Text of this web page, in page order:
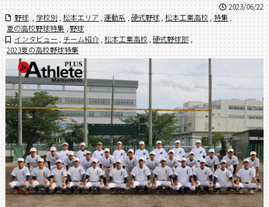
2023/06/22
野球
学校別 松本エリア 運動系 硬式野球 松本工業高校 特集
夏の高校野球特集
野球
インタビュー
チーム紹介 松本工業高校 硬式野球部
2023夏の高校野球特集